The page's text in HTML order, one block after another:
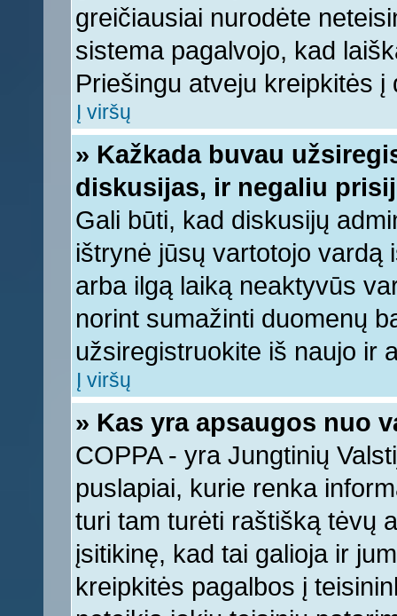
greičiausiai nurodėte
sistema pagalvojo, kad
Priešingu atveju kreipkitės
Į viršų
» Kažkada buvau
diskusijas, ir negaliu
Gali būti, kad diskusijų
ištrynė jūsų vartotojo vardą
arba ilgą laiką neaktyvūs
norint sumažinti duomenų
užsiregistruokite iš naujo ir
Į viršų
» Kas yra apsaugos nuo
COPPA - yra Jungtinių
puslapiai, kurie renka
turi tam turėti raštišką tėvų
įsitikinę, kad tai galioja ir
kreipkitės pagalbos į